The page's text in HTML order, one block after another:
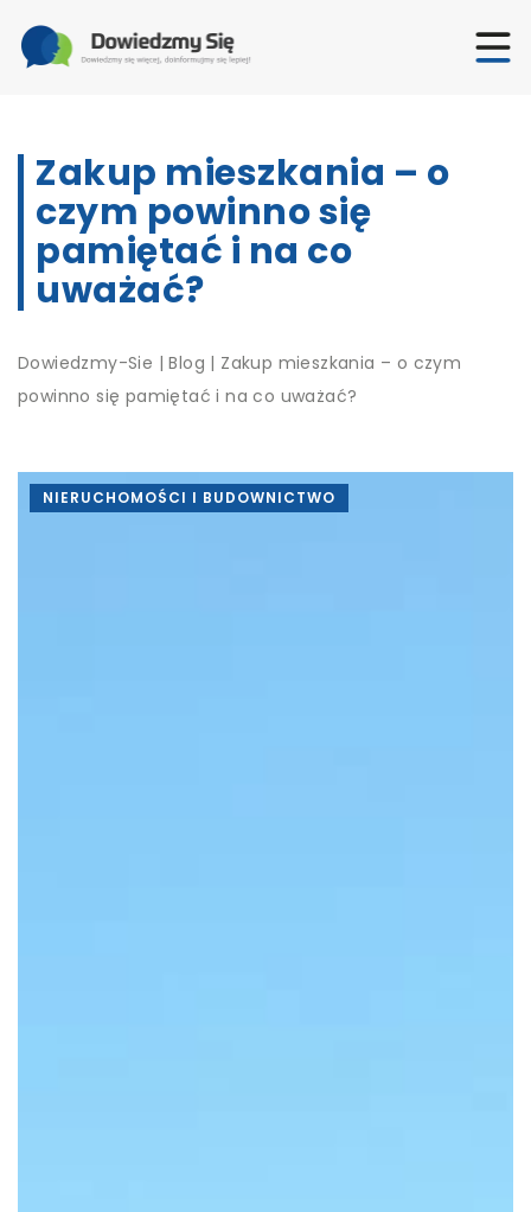
Zakup mieszkania – o
czym powinno się
pamiętać i na co
uważać?
Dowiedzmy-Sie |Blog | Zakup mieszkania – o czym
powinno się pamiętać i na co uważać?
NIERUCHOMOŚCI I BUDOWNICTWO